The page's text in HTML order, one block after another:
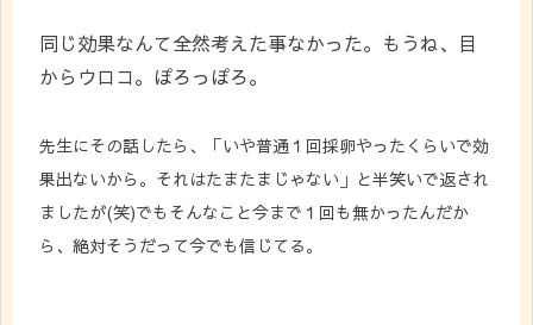
同じ効果なんて全然考えた事なかった。もうね、目
からウロコ。ぽろっぽろ。
先生にその話したら、「いや普通１回採卵やったくらいで効
果出ないから。それはたまたまじゃない」と半笑いで返され
ましたが(笑)でもそんなこと今まで１回も無かったんだか
ら、絶対そうだって今でも信じてる。